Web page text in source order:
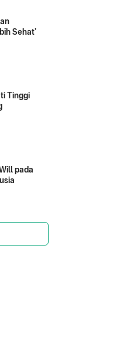
Sehat’
Tinggi
pada